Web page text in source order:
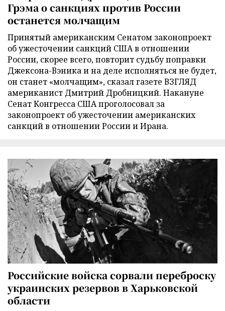
Грэма о санкциях против России
останется молчащим
Принятый американским Сенатом законопроект
об ужесточении санкций США в отношении
России, скорее всего, повторит судьбу поправки
Джексона-Вэника и на деле исполняться не будет,
он станет «молчащим», сказал газете ВЗГЛЯД
американист Дмитрий Дробницкий. Накануне
Сенат Конгресса США проголосовал за
законопроект об ужесточении американских
санкций в отношении России и Ирана.
Российские войска сорвали переброску
украинских резервов в Харьковской
области